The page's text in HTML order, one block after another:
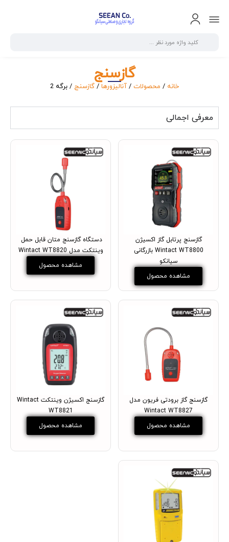
گازسنج
خانه / محصولات / آنالیزورها / گازسنج / برگه 2
معرفی اجمالی
گازسنج پرتابل گاز اکسیژن
Wintact WT8800 بازرگانی
سیانکو
مشاهده محصول
دستگاه گازسنج متان قابل حمل
وینتکت مدل Wintact WT8820
مشاهده محصول
گازسنج گاز برودتی فریون مدل
Wintact WT8827
مشاهده محصول
گازسنج اکسیژن وینتکت Wintact
WT8821
مشاهده محصول